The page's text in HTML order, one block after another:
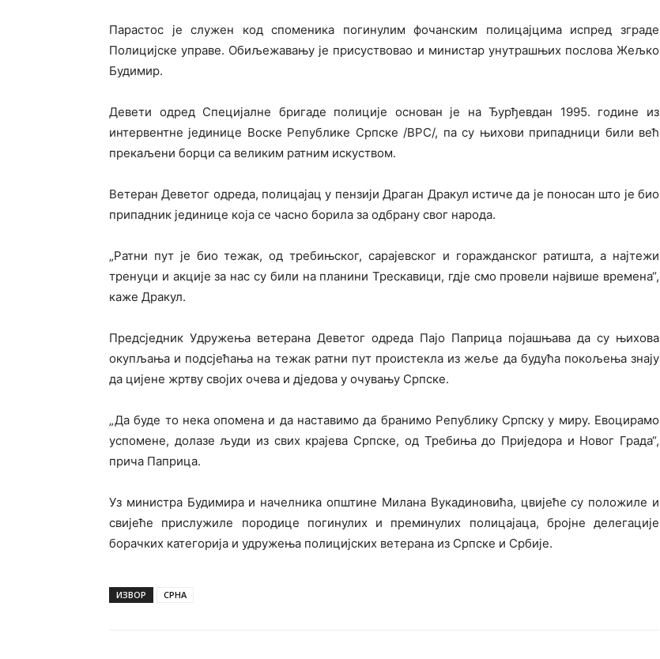
Парастос је служен код споменика погинулим фочанским полицајцима испред зграде
Полицијске управе. Обиљежавању је присуствовао и министар унутрашњих послова Жељко
Будимир.
Девети одред Специјалне бригаде полиције основан је на Ђурђевдан 1995. године из
интервентне јединице Воске Републике Српске /ВРС/, па су њихови припадници били већ
прекаљени борци са великим ратним искуством.
Ветеран Деветог одреда, полицајац у пензији Драган Дракул истиче да је поносан што је био
припадник јединице која се часно борила за одбрану свог народа.
„Ратни пут је био тежак, од требињског, сарајевског и горажданског ратишта, а најтежи
тренуци и акције за нас су били на планини Трескавици, гд‌је смо провели највише времена“,
каже Дракул.
Предсједник Удружења ветерана Деветог одреда Пајо Паприца појашњава да су њихова
окупљања и подсјећања на тежак ратни пут проистекла из жеље да будућа покољења знају
да цијене жртву својих очева и д‌једова у очувању Српске.
„Да буде то нека опомена и да наставимо да бранимо Републику Српску у миру. Евоцирамо
успомене, долазе људи из свих крајева Српске, од Требиња до Приједора и Новог Града“,
прича Паприца.
Уз министра Будимира и начелника општине Милана Вукадиновића, цвијеће су положиле и
свијеће прислужиле породице погинулих и преминулих полицајаца, бројне делегације
борачких категорија и удружења полицијских ветерана из Српске и Србије.
ИЗВОР СРНА